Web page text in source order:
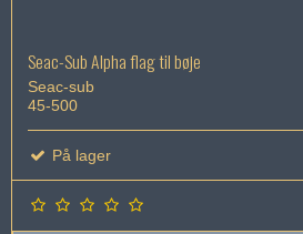
Seac-Sub Alpha flag til bøje
Seac-sub
45-500
På lager